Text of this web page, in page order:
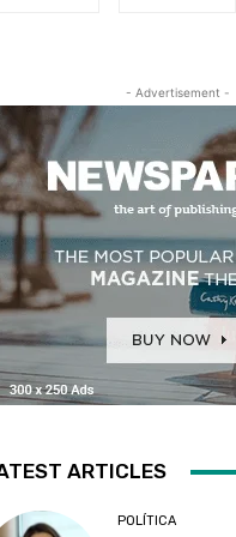
- Advertisement -
ARTICLES
POLÍTICA